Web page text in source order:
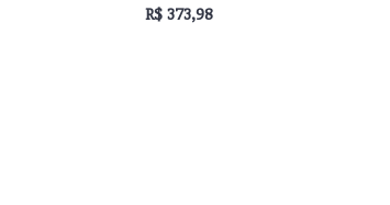
R$ 373,98